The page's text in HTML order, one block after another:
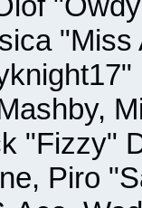
"Fizzy"
Piro